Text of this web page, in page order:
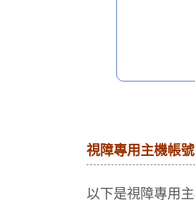
視障專用主機帳
以下是視障專用